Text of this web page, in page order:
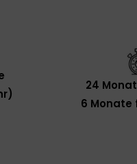
24
6 Monate